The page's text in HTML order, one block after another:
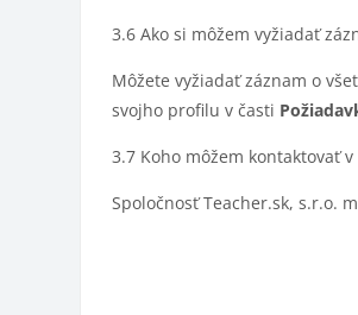
3.6 Ako si môžem vyžiadať
Môžete vyžiadať záznam o
svojho profilu v časti
3.7 Koho môžem kontaktovať
Spoločnosť Teacher.sk, s.r.o.